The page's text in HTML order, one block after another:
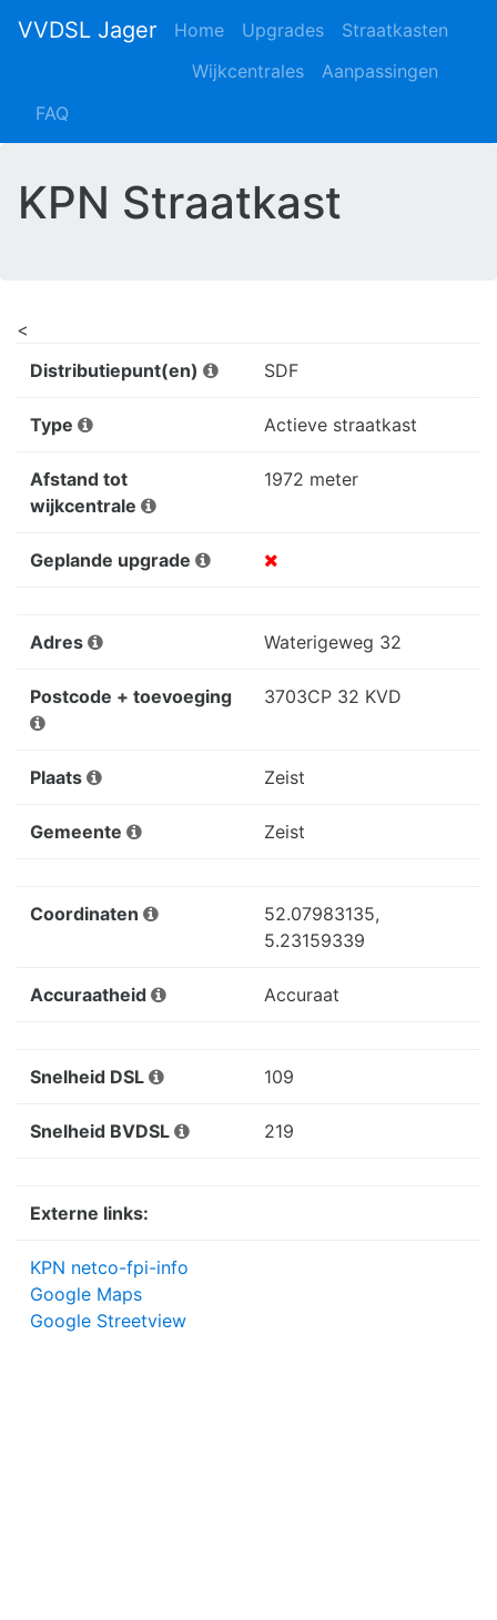
VVDSL Jager Home Upgrades
Straatkasten
Wijkcentrales
Aanpassingen
FAQ
KPN Straatkast
<
Distributiepunt(en)
SDF
Type Actieve straatkast
Afstand tot
wijkcentrale
1972 meter
Geplande upgrade
Adres Waterigeweg 32
Postcode + toevoeging 3703CP 32 KVD
Plaats Zeist
Gemeente Zeist
Coordinaten
52.07983135,
5.23159339
Accuraatheid Accuraat
Snelheid DSL 109
Snelheid BVDSL 219
Externe links:
KPN netco-fpi-info
Google Maps
Google Streetview